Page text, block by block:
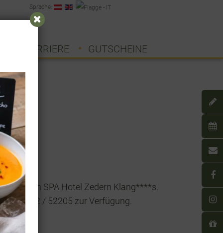
Sprache:
KARRIERE GUTSCHEINE
uns in SPA Hotel Zedern Klang****s.
4872 / 52205 zur Verfügung.